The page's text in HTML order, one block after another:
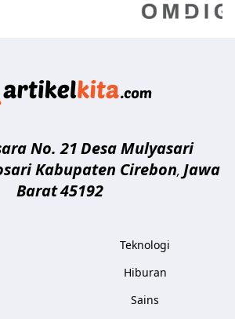
No. 21Desa Mulyasari
Kabupaten Cirebon, Jawa
Barat45192
Teknologi
Hiburan
Sains